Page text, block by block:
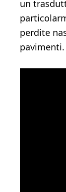
un
perdite
pavimenti.